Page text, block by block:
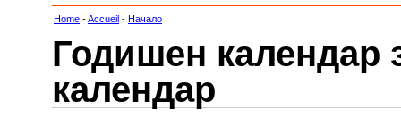
Home -Accueil - Начало
Годишен календар
календар